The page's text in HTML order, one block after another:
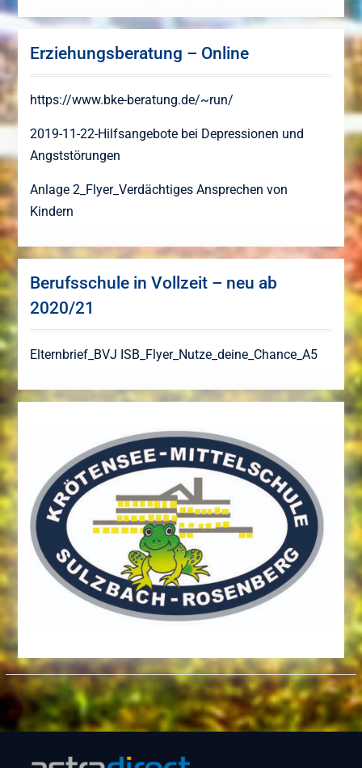
Erziehungsberatung – Online
https://www.bke-beratung.de/~run/
2019-11-22-Hilfsangebote bei Depressionen und
Angststörungen
Anlage 2_Flyer_Verdächtiges Ansprechen von
Kindern
Berufsschule in Vollzeit – neu ab
2020/21
Elternbrief_BVJ ISB_Flyer_Nutze_deine_Chance_A5